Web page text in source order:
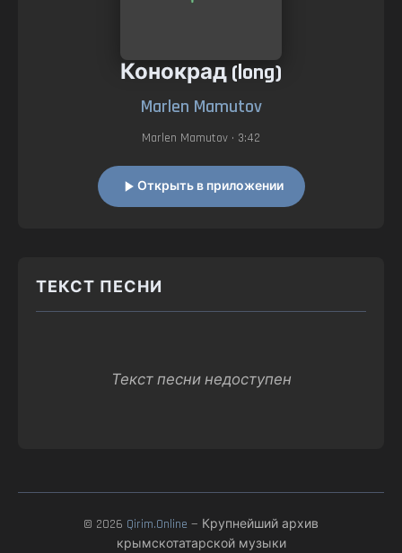
Конокрад (long)
Marlen Mamutov
Marlen Mamutov • 3:42
Открыть в приложении
ТЕКСТ ПЕСНИ
Текст песни недоступен
© 2026 Qirim.Online — Крупнейший архив
крымскотатарской музыки